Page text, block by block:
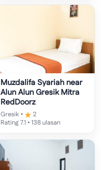
Muzdalifa Syariah near
Alun Alun Gresik Mitra
RedDoorz
Gresik •
2
Rating 7.1 • 138 ulasan